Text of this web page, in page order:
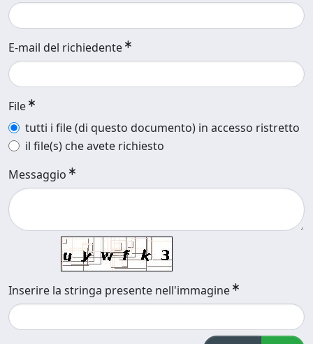
E-mail del richiedente
File
tutti i file (di questo documento) in accesso ristretto
il file(s) che avete richiesto
Messaggio
Inserire la stringa presente nell'immagine